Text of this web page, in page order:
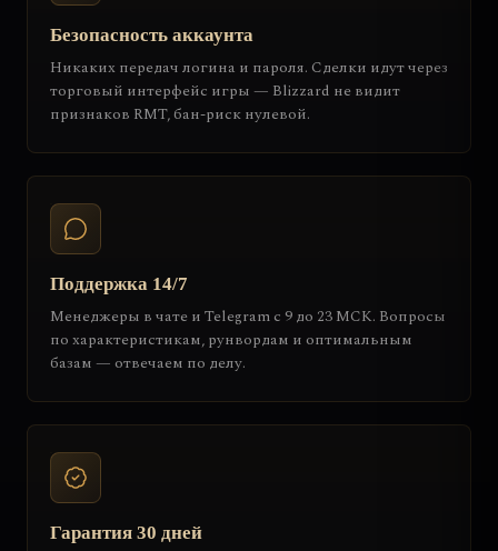
Безопасность аккаунта
Никаких передач логина и пароля. Сделки идут через
торговый интерфейс игры — Blizzard не видит
признаков RMT, бан-риск нулевой.
Поддержка 14/7
Менеджеры в чате и Telegram с 9 до 23 МСК. Вопросы
по характеристикам, рунвордам и оптимальным
базам — отвечаем по делу.
Гарантия 30 дней